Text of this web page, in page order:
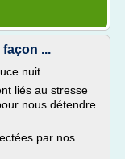
...
nuit.
liés au stresse
nous détendre
par nos